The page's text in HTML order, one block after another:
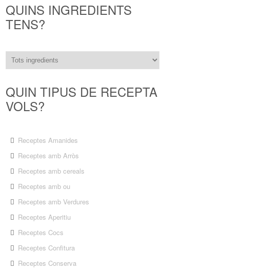
QUINS INGREDIENTS
TENS?
QUIN TIPUS DE RECEPTA
VOLS?
Receptes Amanides
Receptes amb Arròs
Receptes amb cereals
Receptes amb ou
Receptes amb Verdures
Receptes Aperitiu
Receptes Cocs
Receptes Confitura
Receptes Conserva